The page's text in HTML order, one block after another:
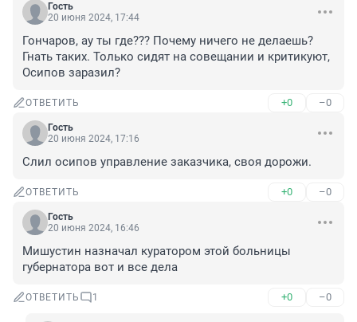
Гость
20 июня 2024, 17:44
Гончаров, ау ты где??? Почему ничего не делаешь?
Гнать таких. Только сидят на совещании и критикуют,
Осипов заразил?
ОТВЕТИТЬ +0 –0
Гость
20 июня 2024, 17:16
Слил осипов управление заказчика, своя дорожи.
ОТВЕТИТЬ +0 –0
Гость
20 июня 2024, 16:46
Мишустин назначал куратором этой больницы
губернатора вот и все дела
ОТВЕТИТЬ 1 +0 –0